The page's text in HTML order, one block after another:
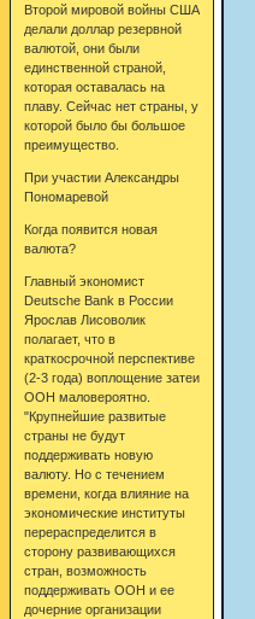
Второй мировой войны США
делали доллар резервной
валютой, они были
единственной страной,
которая оставалась на
плаву. Сейчас нет страны, у
которой было бы большое
преимущество.
При участии Александры
Пономаревой
Когда появится новая
валюта?
Главный экономист
Deutsche Bank в России
Ярослав Лисоволик
полагает, что в
краткосрочной перспективе
(2-3 года) воплощение затеи
ООН маловероятно.
"Крупнейшие развитые
страны не будут
поддерживать новую
валюту. Но с течением
времени, когда влияние на
экономические институты
перераспределится в
сторону развивающихся
стран, возможность
поддерживать ООН и ее
дочерние организации